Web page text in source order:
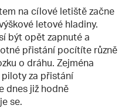
na cílové letiště začne
letové hladiny.
být opět zapnuté a
přistání pocítíte různě
o dráhu. Zejména
za přistání
dnes již hodně
se.